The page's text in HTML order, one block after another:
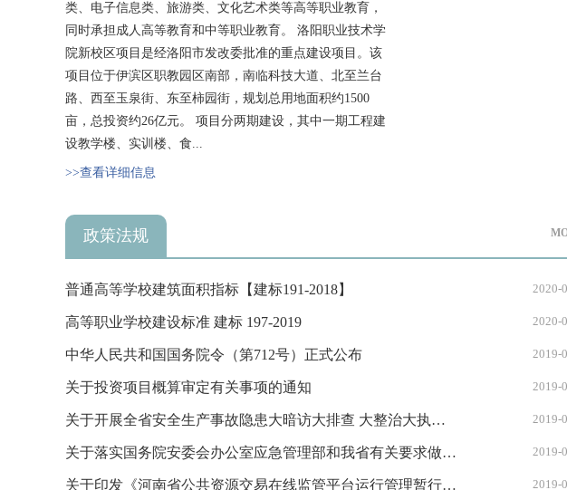
类、电子信息类、旅游类、文化艺术类等高等职业教育，
同时承担成人高等教育和中等职业教育。 洛阳职业技术学
院新校区项目是经洛阳市发改委批准的重点建设项目。该
项目位于伊滨区职教园区南部，南临科技大道、北至兰台
路、西至玉泉街、东至柿园街，规划总用地面积约1500
亩，总投资约26亿元。 项目分两期建设，其中一期工程建
设教学楼、实训楼、食...
>>查看详细信息
政策法规
普通高等学校建筑面积指标【建标191-2018】 2020-
高等职业学校建设标准 建标 197-2019 2020-
中华人民共和国国务院令（第712号）正式公布 2019-
关于投资项目概算审定有关事项的通知 2019-
关于开展全省安全生产事故隐患大暗访大排查 大整治大执法
攻坚行...
2019-
关于落实国务院安委会办公室应急管理部和我省有关要求做好
岁末年...
2019-
关于印发《河南省公共资源交易在线监管平台运行管理暂行办 2019-